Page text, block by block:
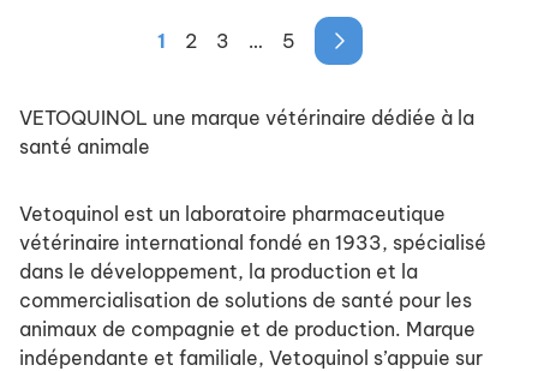
1 2 3 … 5
VETOQUINOL une marque vétérinaire dédiée à la
santé animale
Vetoquinol est un laboratoire pharmaceutique
vétérinaire international fondé en 1933, spécialisé
dans le développement, la production et la
commercialisation de solutions de santé pour les
animaux de compagnie et de production. Marque
indépendante et familiale, Vetoquinol s’appuie sur